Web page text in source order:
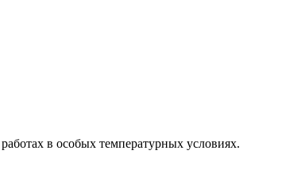
в особых температурных условиях.